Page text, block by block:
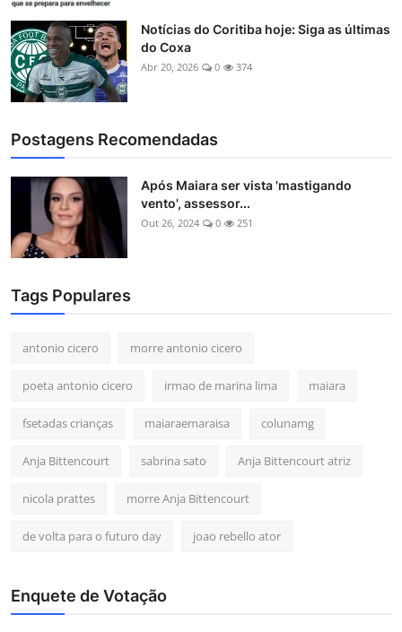
Notícias do Coritiba hoje: Siga as últimas
do Coxa
Abr 20, 2026 0 374
Postagens Recomendadas
Após Maiara ser vista 'mastigando
vento', assessor...
Out 26, 2024 0 251
Tags Populares
antonio cicero morre antonio cicero
poeta antonio cicero irmao de marina lima maiara
fsetadas crianças maiaraemaraisa colunamg
Anja Bittencourt sabrina sato Anja Bittencourt atriz
nicola prattes morre Anja Bittencourt
de volta para o futuro day joao rebello ator
Enquete de Votação